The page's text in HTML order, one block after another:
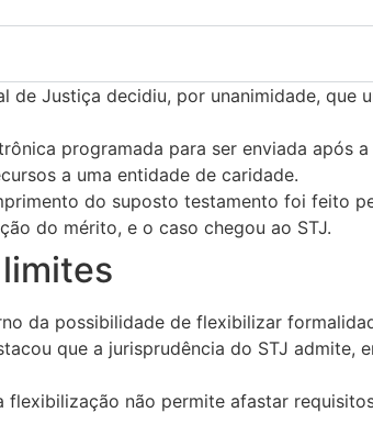
de Justiça decidiu, por unanimidade,
programada para ser enviada
a uma entidade de caridade.
do suposto testamento foi feito
do mérito, e o caso chegou ao STJ.
da possibilidade de flexibilizar
que a jurisprudência do STJ
flexibilização não permite afastar